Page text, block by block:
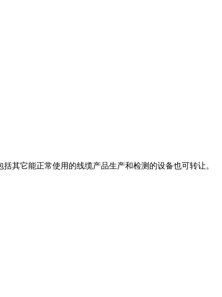
括其它能正常使用 的线缆产品生产和检测的设备也可转让。